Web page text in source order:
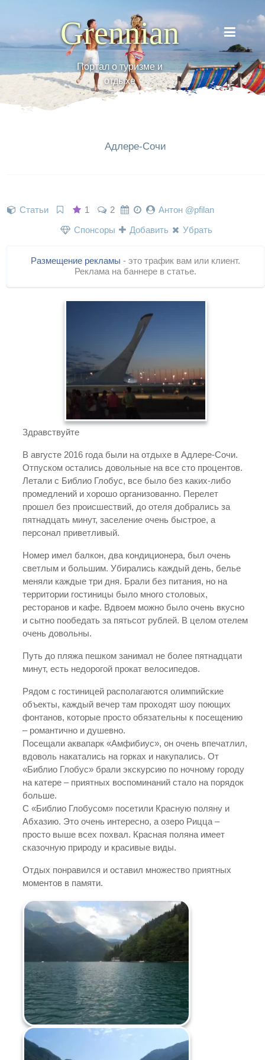
Grennian
Портал о туризме и
отдыхе
Адлере-Сочи
Статьи 1 2
Антон @pfilan
Спонсоры
Добавить Убрать
Размещение рекламы - это трафик вам или клиент.
Реклама на баннере в статье.
Здравствуйте
В августе 2016 года были на отдыхе в Адлере-Сочи.
Отпуском остались довольные на все сто процентов.
Летали с Библио Глобус, все было без каких-либо
промедлений и хорошо организованно. Перелет
прошел без происшествий, до отеля добрались за
пятнадцать минут, заселение очень быстрое, а
персонал приветливый.
Номер имел балкон, два кондиционера, был очень
светлым и большим. Убирались каждый день, белье
меняли каждые три дня. Брали без питания, но на
территории гостиницы было много столовых,
ресторанов и кафе. Вдвоем можно было очень вкусно
и сытно пообедать за пятьсот рублей. В целом отелем
очень довольны.
Путь до пляжа пешком занимал не более пятнадцати
минут, есть недорогой прокат велосипедов.
Рядом с гостиницей располагаются олимпийские
объекты, каждый вечер там проходят шоу поющих
фонтанов, которые просто обязательны к посещению
– романтично и душевно.
Посещали аквапарк «Амфибиус», он очень впечатлил,
вдоволь накатались на горках и накупались. От
«Библио Глобус» брали экскурсию по ночному городу
на катере – приятных воспоминаний стало на порядок
больше.
С «Библио Глобусом» посетили Красную поляну и
Абхазию. Это очень интересно, а озеро Рицца –
просто выше всех похвал. Красная поляна имеет
сказочную природу и красивые виды.
Отдых понравился и оставил множество приятных
моментов в памяти.